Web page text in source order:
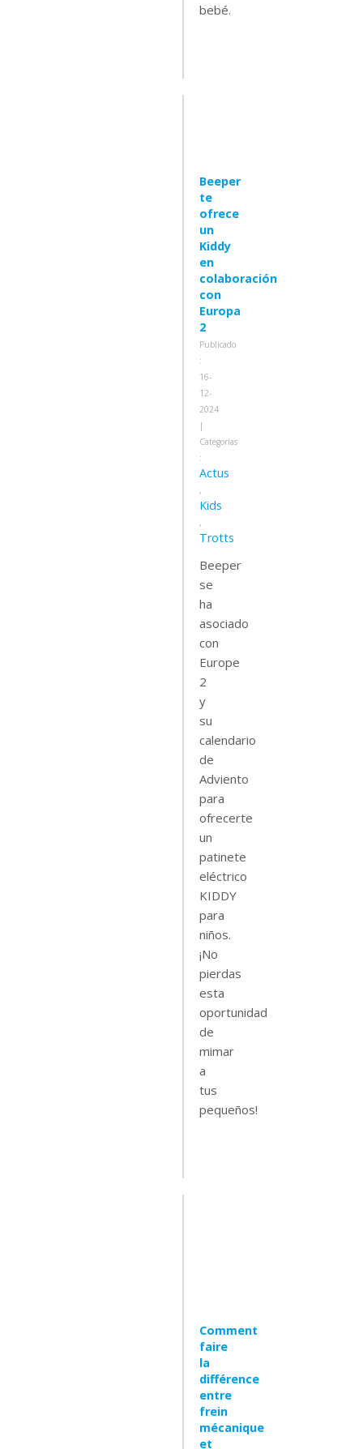
bebé.
Beeper
te
ofrece
un
Kiddy
en
colaboración
con
Europa
2
Publicado
:
16-
12-
2024
|
Categorías
:
Actus
,
Kids
,
Trotts
Beeper
se
ha
asociado
con
Europe
2
y
su
calendario
de
Adviento
para
ofrecerte
un
patinete
eléctrico
KIDDY
para
niños.
¡No
pierdas
esta
oportunidad
de
mimar
a
tus
pequeños!
Comment
faire
la
différence
entre
frein
mécanique
et